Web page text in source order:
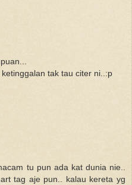
tak tau citer ni..:p
tu pun ada kat dunia nie..
tag aje pun.. kalau kereta yg